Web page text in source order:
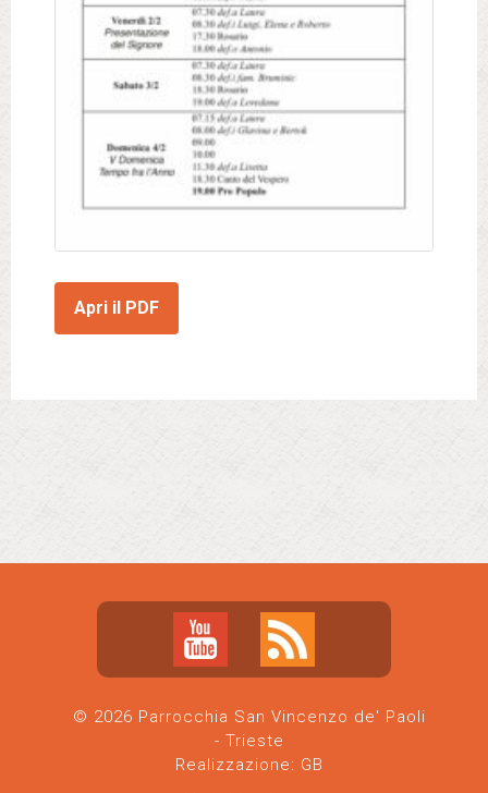
Apri il PDF
© 2026 Parrocchia San Vincenzo de' Paoli
- Trieste
Realizzazione: GB